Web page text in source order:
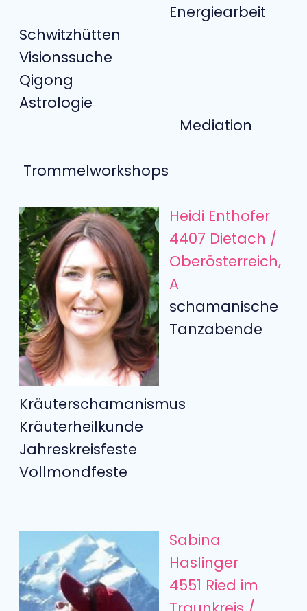
Energiearbeit
Schwitzhütten
Visionssuche
Qigong
Astrologie
Mediation
Trommelworkshops
Heidi Enthofer
4407 Dietach /
Oberösterreich,
A
schamanische
Tanzabende
Kräuterschamanismus
Kräuterheilkunde
Jahreskreisfeste
Vollmondfeste
Sabina
Haslinger
4551 Ried im